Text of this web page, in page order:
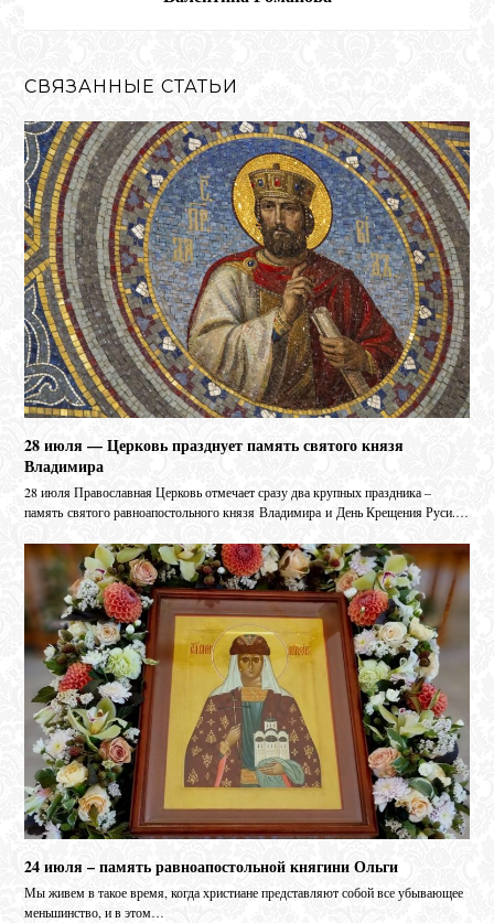
СВЯЗАННЫЕ СТАТЬИ
28 июля — Церковь празднует память святого князя
Владимира
28 июля Православная Церковь отмечает сразу два крупных праздника –
память святого равноапостольного князя Владимира и День Крещения Руси.…
24 июля – память равноапостольной княгини Ольги
Мы живем в такое время, когда христиане представляют собой все убывающее
меньшинство, и в этом…